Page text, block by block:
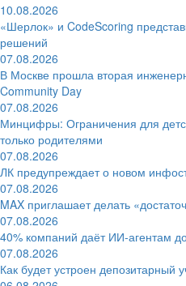
10.08.2026
«Шерлок» и CodeScoring
решений
07.08.2026
В Москве прошла вторая
Community Day
07.08.2026
Минцифры: Ограничения для
только родителями
07.08.2026
ЛК предупреждает о новом
07.08.2026
MAX приглашает делать
07.08.2026
40% компаний даёт ИИ‑агентам
07.08.2026
Как будет устроен депозитарный